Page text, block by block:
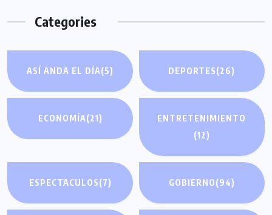
Categories
ASÍ ANDA EL DÍA(5) DEPORTES(26)
ECONOMÍA(21)
ENTRETENIMIENTO
(12)
ESPECTACULOS(7) GOBIERNO(94)